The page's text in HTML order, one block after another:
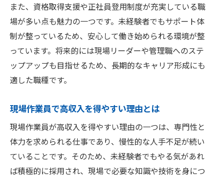
また、資格取得支援や正社員登用制度が充実している職
場が多い点も魅力の一つです。未経験者でもサポート体
制が整っているため、安心して働き始められる環境が整
っています。将来的には現場リーダーや管理職へのステ
ップアップも目指せるため、長期的なキャリア形成にも
適した職種です。
現場作業員で高収入を得やすい理由とは
現場作業員が高収入を得やすい理由の一つは、専門性と
体力を求められる仕事であり、慢性的な人手不足が続い
ていることです。そのため、未経験者でもやる気があれ
ば積極的に採用され、現場で必要な知識や技術を身につ